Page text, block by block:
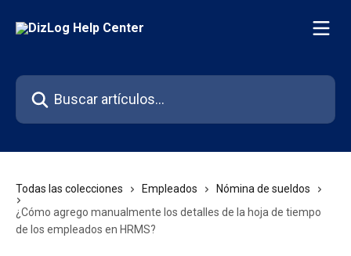
Buscar artículos...
Todas las colecciones Empleados
Nómina de sueldos
¿Cómo agrego manualmente los detalles de la hoja de tiempo
de los empleados en HRMS?